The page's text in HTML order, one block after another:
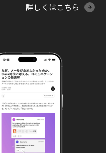
詳しくはこちら